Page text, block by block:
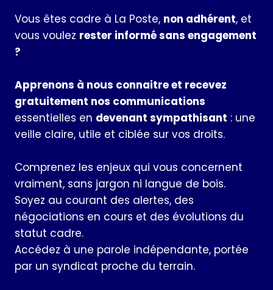
Vous êtes cadre à La Poste, non adhérent, et
vous voulez rester informé sans engagement
?
Apprenons à nous connaitre et recevez
gratuitement nos communications
essentielles en devenant sympathisant : une
veille claire, utile et ciblée sur vos droits.
Comprenez les enjeux qui vous concernent
vraiment, sans jargon ni langue de bois.
Soyez au courant des alertes, des
négociations en cours et des évolutions du
statut cadre.
Accédez à une parole indépendante, portée
par un syndicat proche du terrain.